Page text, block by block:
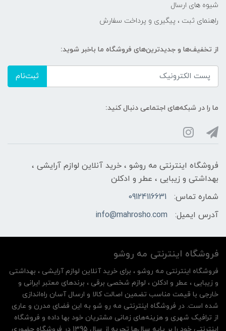
شیوه های ارسال
راهنمای ثبت ، پیگیری و پرداخت سفارش
از تخفیف‌ها و جدیدترین‌های فروشگاه ما باخبر شوید:
ثبت‌نام
ما را در شبکه‌های اجتماعی دنبال کنید:
فروشگاه اینترنتی مه‌ رو‌شو ، خرید آنلاین لوازم آرایشی ،
بهداشتی و زیبایی ، عطر و ادکلن
شماره تماس:
09124116631
آدرس ایمیل:
info@mahrosho.com
فروشگاه اینترنتی مه‌ رو‌شو
فروشگاه اینترنتی مه‌ رو‌شو ، برای خرید آنلاین لوازم آرایشی ، بهداشتی
و زیبایی ، عطر و ادکلن ، لوازم شخصی برقی ، برندهای معتبر ایرانی و
خارجی با قیمت مناسب تضمین اصالت کالا و ارسال آسان راه‌اندازی
شده است. در فروشگاه اینترنتی مه رو شو به این فضای مدرن و عاری
از ترافیک شهری و هزینه‌های زمانی مشتریان خود بها داده و فروشگاه